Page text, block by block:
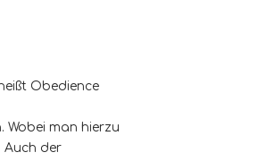
Obedience
Wobei man hierzu
Auch der